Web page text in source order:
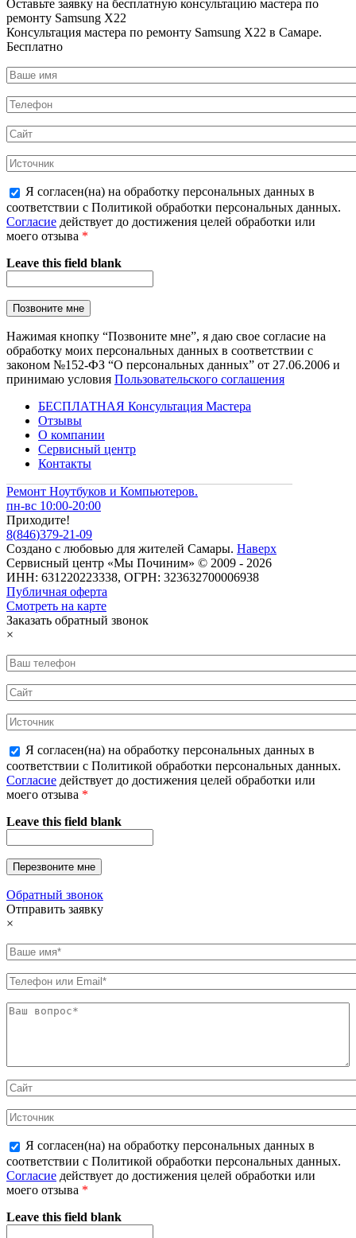
Оставьте заявку на бесплатную консультацию мастера по
ремонту Samsung X22
Консультация мастера по ремонту Samsung X22 в Самаре.
Бесплатно
Я согласен(на) на обработку персональных данных в
соответствии с Политикой обработки персональных данных.
Согласие действует до достижения целей обработки или
моего отзыва *
Leave this field blank
Нажимая кнопку “Позвоните мне”, я даю свое согласие на
обработку моих персональных данных в соответствии с
законом №152-ФЗ “О персональных данных” от 27.06.2006 и
принимаю условия Пользовательского соглашения
БЕСПЛАТНАЯ Консультация Мастера
Отзывы
О компании
Сервисный центр
Контакты
Ремонт Ноутбуков и Компьютеров.
пн-вс 10:00-20:00
Приходите!
8(846)379-21-09
Создано с любовью для жителей Самары. Наверх
Сервисный центр «Мы Починим» © 2009 - 2026
ИНН: 631220223338, ОГРН: 323632700006938
Публичная оферта
Смотреть на карте
Заказать обратный звонок
×
Я согласен(на) на обработку персональных данных в
соответствии с Политикой обработки персональных данных.
Согласие действует до достижения целей обработки или
моего отзыва *
Leave this field blank
Обратный звонок
Отправить заявку
×
Я согласен(на) на обработку персональных данных в
соответствии с Политикой обработки персональных данных.
Согласие действует до достижения целей обработки или
моего отзыва *
Leave this field blank